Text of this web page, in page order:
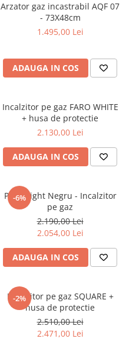
Arzator gaz incastrabil AQF 07
- 73X48cm
1.495,00 Lei
ADAUGA IN COS
Incalzitor pe gaz FARO WHITE
+ husa de protectie
2.130,00 Lei
ADAUGA IN COS
-6%
Patio Light Negru - Incalzitor
pe gaz
2.190,00 Lei
2.054,00 Lei
ADAUGA IN COS
-2%
Incalzitor pe gaz SQUARE +
husa de protectie
2.510,00 Lei
2.471,00 Lei